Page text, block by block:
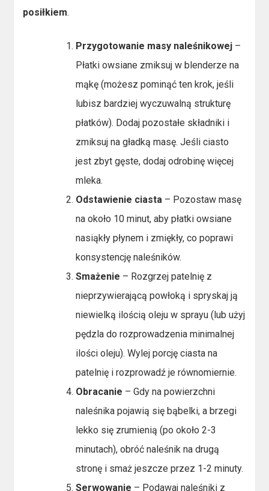
posiłkiem.
Przygotowanie masy naleśnikowej –
Płatki owsiane zmiksuj w blenderze na
mąkę (możesz pominąć ten krok, jeśli
lubisz bardziej wyczuwalną strukturę
płatków). Dodaj pozostałe składniki i
zmiksuj na gładką masę. Jeśli ciasto
jest zbyt gęste, dodaj odrobinę więcej
mleka.
Odstawienie ciasta – Pozostaw masę
na około 10 minut, aby płatki owsiane
nasiąkły płynem i zmiękły, co poprawi
konsystencję naleśników.
Smażenie – Rozgrzej patelnię z
nieprzywierającą powłoką i spryskaj ją
niewielką ilością oleju w sprayu (lub użyj
pędzla do rozprowadzenia minimalnej
ilości oleju). Wylej porcję ciasta na
patelnię i rozprowadź je równomiernie.
Obracanie – Gdy na powierzchni
naleśnika pojawią się bąbelki, a brzegi
lekko się zrumienią (po około 2-3
minutach), obróć naleśnik na drugą
stronę i smaż jeszcze przez 1-2 minuty.
Serwowanie – Podawaj naleśniki z